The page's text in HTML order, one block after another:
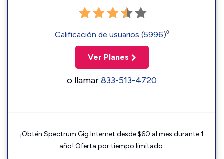
Calificación de usuarios (5996)◊
Ver Planes
o llamar833-513-4720
¡Obtén Spectrum Gig Internet desde $60 al mes durante 1
año! Oferta por tiempo limitado.